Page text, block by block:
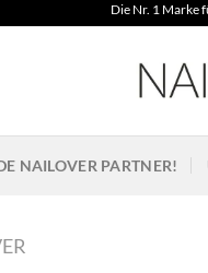
Die Nr. 1 Marke
NAILOVER PARTNER!